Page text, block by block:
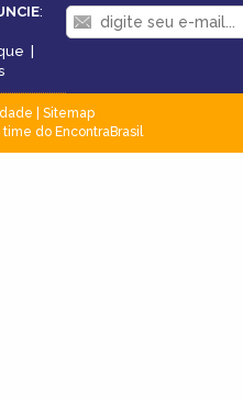
:
|
Sitemap
do EncontraBrasil